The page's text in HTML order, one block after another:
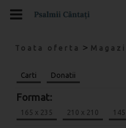
Toata oferta >
Carti Donatii
Format:
165 x 235 210 x 210